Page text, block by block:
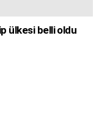
ülkesi belli oldu